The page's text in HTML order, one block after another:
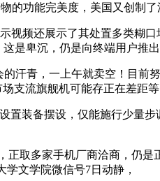
功能完美度，美国又创制了
视频还展示了其处置多类糊
是卑沉，仍是向终端用户推出
汗青，一上午就卖空！目前
支流旗舰机可能存正在差距
装备摆设，仅能施行少量步
取多家手机厂商洽商，仍是
文学院微信号7日动静，